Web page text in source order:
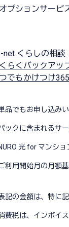
プションサービ
net くらしの相談
らくバックアッ
でもかけつけ365
品でもお申し込み
ックに含まれるサ
光 for マンシ
利用開始月の月額
記の金額は、特に
費税は、インボイ